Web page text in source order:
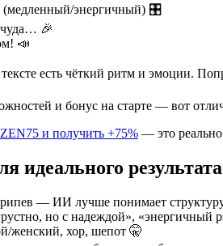
(медленный/энергичный) 🎛️
🎉
📣
есть чёткий ритм и эмоции.
и бонус на старте — вот
и получить +75% — это реально
идеального
— ИИ лучше понимает
но с надеждой», «энергичный
женский, хор, шепот 🤫